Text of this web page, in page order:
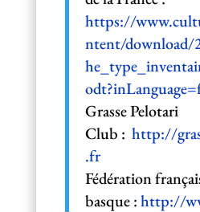
https://
ntent/download/
Grasse Pelotari
Club : http://
.fr
Fédération
basque :http://